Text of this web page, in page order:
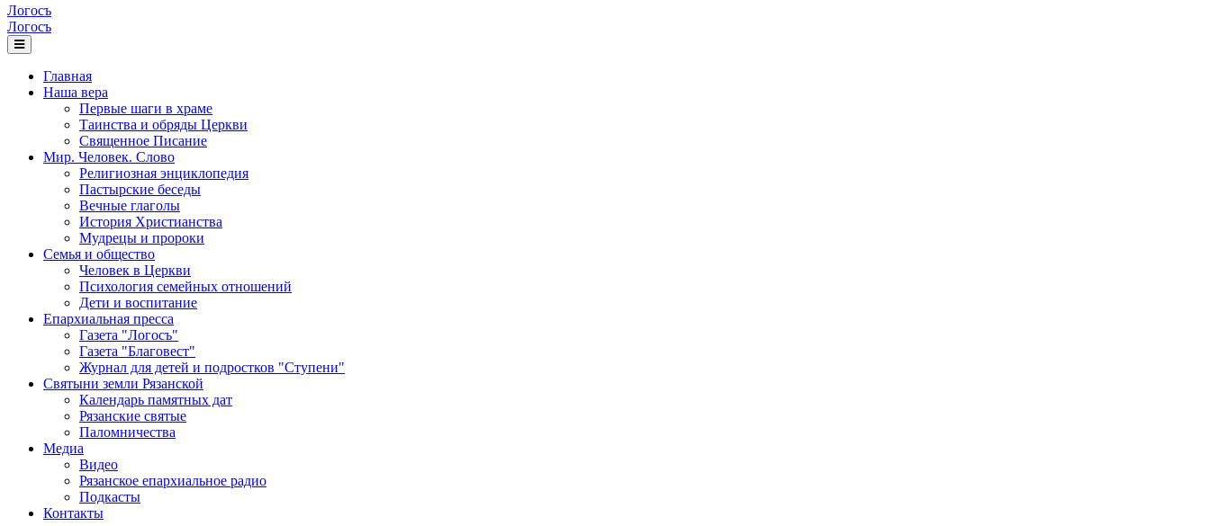
Логосъ
Логосъ
Главная
Наша вера
Первые шаги в храме
Таинства и обряды Церкви
Священное Писание
Мир. Человек. Слово
Религиозная энциклопедия
Пастырские беседы
Вечные глаголы
История Христианства
Мудрецы и пророки
Семья и общество
Человек в Церкви
Психология семейных отношений
Дети и воспитание
Епархиальная пресса
Газета "Логосъ"
Газета "Благовест"
Журнал для детей и подростков "Ступени"
Святыни земли Рязанской
Календарь памятных дат
Рязанские святые
Паломничества
Медиа
Видео
Рязанское епархиальное радио
Подкасты
Контакты